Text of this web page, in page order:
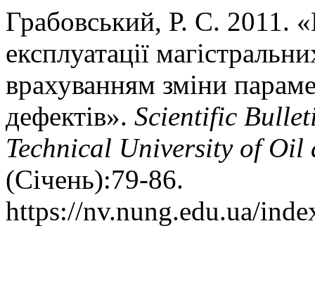
Грабовський, Р. С. 2011.
експлуатації
врахуванням зміни
дефектів». Scientific
Technical University of Oil
(Січень):79-86.
https://nv.nung.edu.ua/